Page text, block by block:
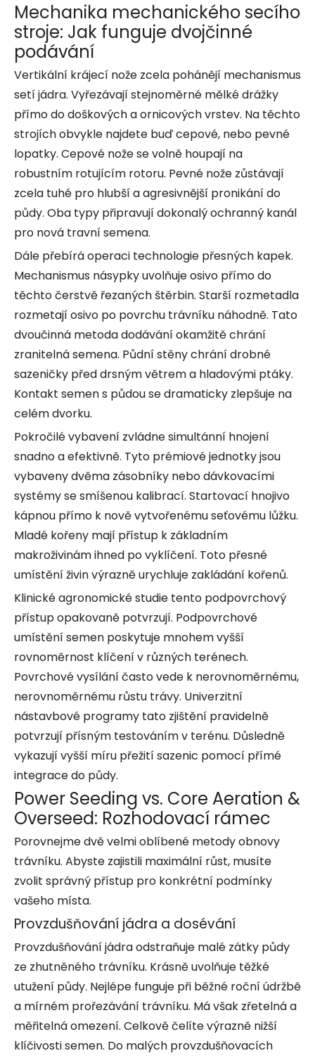
Mechanika mechanického secího
stroje: Jak funguje dvojčinné
podávání
Vertikální krájecí nože zcela pohánějí mechanismus
setí jádra. Vyřezávají stejnoměrné mělké drážky
přímo do doškových a ornicových vrstev. Na těchto
strojích obvykle najdete buď cepové, nebo pevné
lopatky. Cepové nože se volně houpají na
robustním rotujícím rotoru. Pevné nože zůstávají
zcela tuhé pro hlubší a agresivnější pronikání do
půdy. Oba typy připravují dokonalý ochranný kanál
pro nová travní semena.
Dále přebírá operaci technologie přesných kapek.
Mechanismus násypky uvolňuje osivo přímo do
těchto čerstvě řezaných štěrbin. Starší rozmetadla
rozmetají osivo po povrchu trávníku náhodně. Tato
dvoučinná metoda dodávání okamžitě chrání
zranitelná semena. Půdní stěny chrání drobné
sazeničky před drsným větrem a hladovými ptáky.
Kontakt semen s půdou se dramaticky zlepšuje na
celém dvorku.
Pokročilé vybavení zvládne simultánní hnojení
snadno a efektivně. Tyto prémiové jednotky jsou
vybaveny dvěma zásobníky nebo dávkovacími
systémy se smíšenou kalibrací. Startovací hnojivo
kápnou přímo k nově vytvořenému seťovému lůžku.
Mladé kořeny mají přístup k základním
makroživinám ihned po vyklíčení. Toto přesné
umístění živin výrazně urychluje zakládání kořenů.
Klinické agronomické studie tento podpovrchový
přístup opakovaně potvrzují. Podpovrchové
umístění semen poskytuje mnohem vyšší
rovnoměrnost klíčení v různých terénech.
Povrchové vysílání často vede k nerovnoměrnému,
nerovnoměrnému růstu trávy. Univerzitní
nástavbové programy tato zjištění pravidelně
potvrzují přísným testováním v terénu. Důsledně
vykazují vyšší míru přežití sazenic pomocí přímé
integrace do půdy.
Power Seeding vs. Core Aeration &
Overseed: Rozhodovací rámec
Porovnejme dvě velmi oblíbené metody obnovy
trávníku. Abyste zajistili maximální růst, musíte
zvolit správný přístup pro konkrétní podmínky
vašeho místa.
Provzdušňování jádra a dosévání
Provzdušňování jádra odstraňuje malé zátky půdy
ze zhutněného trávníku. Krásně uvolňuje těžké
utužení půdy. Nejlépe funguje při běžné roční údržbě
a mírném prořezávání trávníku. Má však zřetelná a
měřitelná omezení. Celkově čelíte výrazně nižší
klíčivosti semen. Do malých provzdušňovacích